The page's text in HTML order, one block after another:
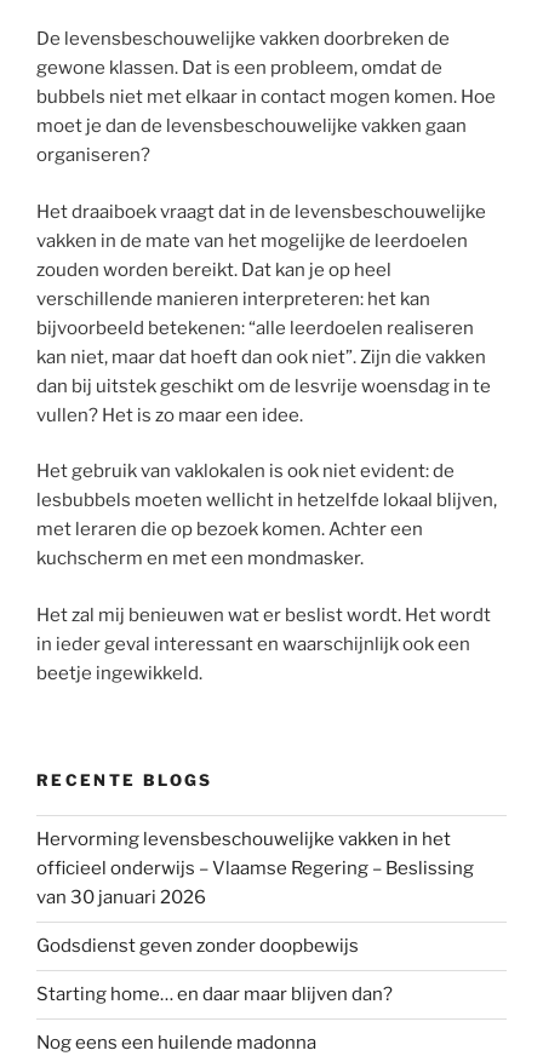
De levensbeschouwelijke vakken doorbreken de
gewone klassen. Dat is een probleem, omdat de
bubbels niet met elkaar in contact mogen komen. Hoe
moet je dan de levensbeschouwelijke vakken gaan
organiseren?
Het draaiboek vraagt dat in de levensbeschouwelijke
vakken in de mate van het mogelijke de leerdoelen
zouden worden bereikt. Dat kan je op heel
verschillende manieren interpreteren: het kan
bijvoorbeeld betekenen: “alle leerdoelen realiseren
kan niet, maar dat hoeft dan ook niet”. Zijn die vakken
dan bij uitstek geschikt om de lesvrije woensdag in te
vullen? Het is zo maar een idee.
Het gebruik van vaklokalen is ook niet evident: de
lesbubbels moeten wellicht in hetzelfde lokaal blijven,
met leraren die op bezoek komen. Achter een
kuchscherm en met een mondmasker.
Het zal mij benieuwen wat er beslist wordt. Het wordt
in ieder geval interessant en waarschijnlijk ook een
beetje ingewikkeld.
RECENTE BLOGS
Hervorming levensbeschouwelijke vakken in het
officieel onderwijs – Vlaamse Regering – Beslissing
van 30 januari 2026
Godsdienst geven zonder doopbewijs
Starting home… en daar maar blijven dan?
Nog eens een huilende madonna